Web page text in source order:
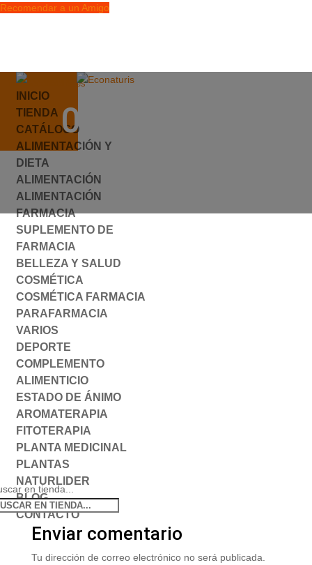
Recomendar a un Amigo
info@econaturis.es
Mi cuenta
Checkout
0 elementos
INICIO
TIENDA
CATÁLOGO
ALIMENTACIÓN Y
DIETA
ALIMENTACIÓN
ALIMENTACIÓN
FARMACIA
SUPLEMENTO DE
FARMACIA
BELLEZA Y SALUD
COSMÉTICA
COSMÉTICA FARMACIA
PARAFARMACIA
VARIOS
DEPORTE
COMPLEMENTO
ALIMENTICIO
ESTADO DE ÁNIMO
AROMATERAPIA
FITOTERAPIA
PLANTA MEDICINAL
PLANTAS
NATURLIDER
BLOG
CONTACTO
en tienda...
087302.JPG
Enviar comentario
Tu dirección de correo electrónico no será publicada.